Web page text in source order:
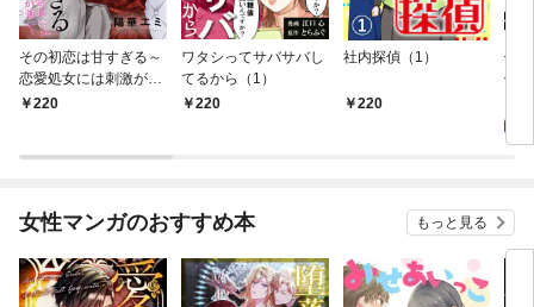
その初恋は甘すぎる～
恋愛処女には刺激が強
い～（1）
220
ワタシってサバサバし
てるから（1）
220
社内探偵（1）
220
使
伝
女性マンガのおすすめ本 もっと見る